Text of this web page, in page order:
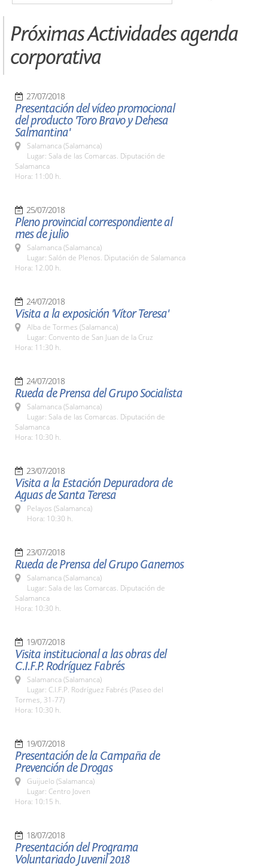
Próximas Actividades agenda
corporativa
27/07/2018
Presentación del vídeo promocional
del producto 'Toro Bravo y Dehesa
Salmantina'
Salamanca (Salamanca)
Lugar: Sala de las Comarcas. Diputación de
Salamanca
Hora: 11:00 h.
25/07/2018
Pleno provincial correspondiente al
mes de julio
Salamanca (Salamanca)
Lugar: Salón de Plenos. Diputación de Salamanca
Hora: 12.00 h.
24/07/2018
Visita a la exposición 'Vítor Teresa'
Alba de Tormes (Salamanca)
Lugar: Convento de San Juan de la Cruz
Hora: 11:30 h.
24/07/2018
Rueda de Prensa del Grupo Socialista
Salamanca (Salamanca)
Lugar: Sala de las Comarcas. Diputación de
Salamanca
Hora: 10:30 h.
23/07/2018
Visita a la Estación Depuradora de
Aguas de Santa Teresa
Pelayos (Salamanca)
Hora: 10:30 h.
23/07/2018
Rueda de Prensa del Grupo Ganemos
Salamanca (Salamanca)
Lugar: Sala de las Comarcas. Diputación de
Salamanca
Hora: 10:30 h.
19/07/2018
Visita institucional a las obras del
C.I.F.P. Rodríguez Fabrés
Salamanca (Salamanca)
Lugar: C.I.F.P. Rodríguez Fabrés (Paseo del
Tormes, 31-77)
Hora: 10:30 h.
19/07/2018
Presentación de la Campaña de
Prevención de Drogas
Guijuelo (Salamanca)
Lugar: Centro Joven
Hora: 10:15 h.
18/07/2018
Presentación del Programa
Voluntariado Juvenil 2018